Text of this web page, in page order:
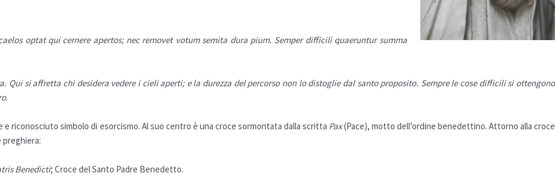
optat qui cernere apertos; nec removet votum semita dura pium. Semper difficili quaeruntur summa
Qui si affretta chi desidera vedere i cieli aperti; e la durezza del percorso non lo distoglie dal santo proposito. Sempre le cose difficili si ottengono
.
e riconosciuto simbolo di esorcismo. Al suo centro è una croce sormontata dalla scritta Pax(Pace), motto dell’ordine benedettino. Attorno alla croce
Benedicti; Croce del Santo Padre Benedetto.